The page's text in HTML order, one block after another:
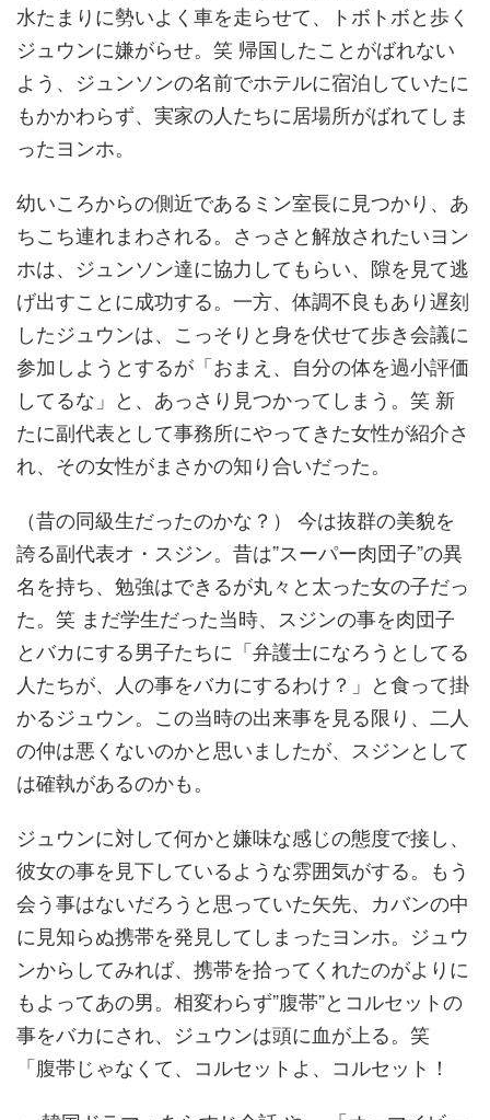
水たまりに勢いよく車を走らせて、トボトボと歩く
ジュウンに嫌がらせ。笑 帰国したことがばれない
よう、ジュンソンの名前でホテルに宿泊していたに
もかかわらず、実家の人たちに居場所がばれてしま
ったヨンホ。
幼いころからの側近であるミン室長に見つかり、あ
ちこち連れまわされる。さっさと解放されたいヨン
ホは、ジュンソン達に協力してもらい、隙を見て逃
げ出すことに成功する。一方、体調不良もあり遅刻
したジュウンは、こっそりと身を伏せて歩き会議に
参加しようとするが「おまえ、自分の体を過小評価
してるな」と、あっさり見つかってしまう。笑 新
たに副代表として事務所にやってきた女性が紹介さ
れ、その女性がまさかの知り合いだった。
（昔の同級生だったのかな？） 今は抜群の美貌を
誇る副代表オ・スジン。昔は”スーパー肉団子”の異
名を持ち、勉強はできるが丸々と太った女の子だっ
た。笑 まだ学生だった当時、スジンの事を肉団子
とバカにする男子たちに「弁護士になろうとしてる
人たちが、人の事をバカにするわけ？」と食って掛
かるジュウン。この当時の出来事を見る限り、二人
の仲は悪くないのかと思いましたが、スジンとして
は確執があるのかも。
ジュウンに対して何かと嫌味な感じの態度で接し、
彼女の事を見下しているような雰囲気がする。もう
会う事はないだろうと思っていた矢先、カバンの中
に見知らぬ携帯を発見してしまったヨンホ。ジュウ
ンからしてみれば、携帯を拾ってくれたのがよりに
もよってあの男。相変わらず”腹帯”とコルセットの
事をバカにされ、ジュウンは頭に血が上る。笑
「腹帯じゃなくて、コルセットよ、コルセット！